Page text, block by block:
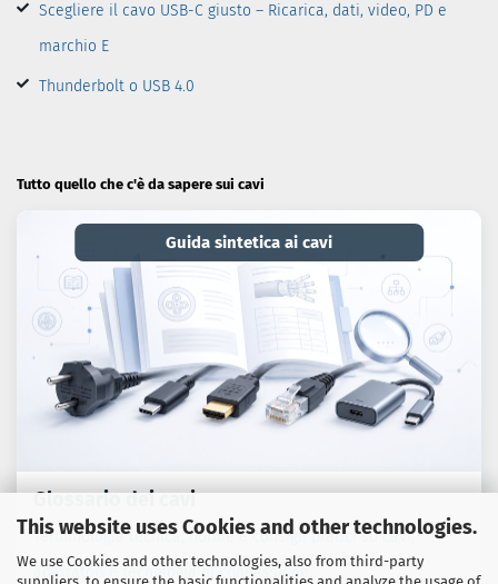
This website uses Cookies and other technologies.
We use Cookies and other technologies, also from third-party
Scegliere il cavo USB-C giusto – Ricarica, dati, video, PD e
marchio E
Thunderbolt o USB 4.0
Tutto quello che c'è da sapere sui cavi
Guida sintetica ai cavi
Glossario dei cavi
Terminologia tecnica, norme e consigli pratici su cavi,
adattatori e tecnologia di connessione.